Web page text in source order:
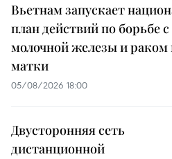
Вьетнам запускает
план действий по борьбе
молочной железы и
матки
05/08/2026 18:00
Двусторонняя сеть
дистанционной